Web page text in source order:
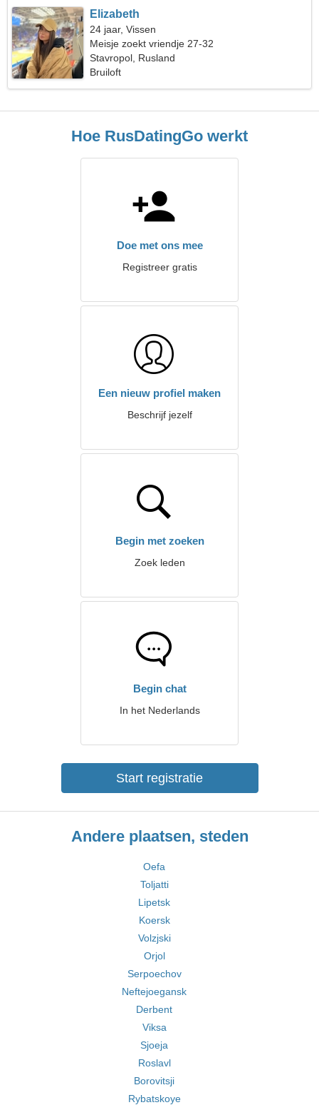
Elizabeth
24 jaar, Vissen
Meisje zoekt vriendje 27-32
Stavropol, Rusland
Bruiloft
Hoe RusDatingGo werkt
Doe met ons mee
Registreer gratis
Een nieuw profiel maken
Beschrijf jezelf
Begin met zoeken
Zoek leden
Begin chat
In het Nederlands
Start registratie
Andere plaatsen, steden
Oefa
Toljatti
Lipetsk
Koersk
Volzjski
Orjol
Serpoechov
Neftejoegansk
Derbent
Viksa
Sjoeja
Roslavl
Borovitsji
Rybatskoye